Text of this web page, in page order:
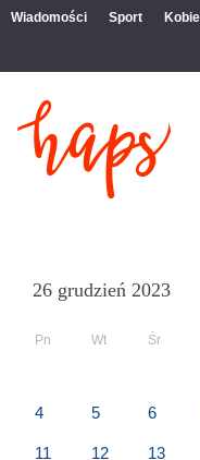
Wiadomości Sport
26 grudzień 2023
Pn Wt Śr
4 5 6
11 12 13